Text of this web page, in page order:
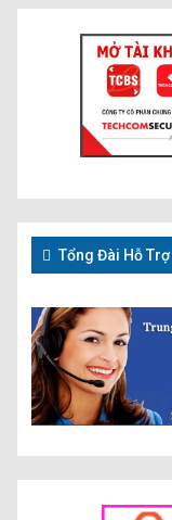
Tổng Đài Hỗ Trợ